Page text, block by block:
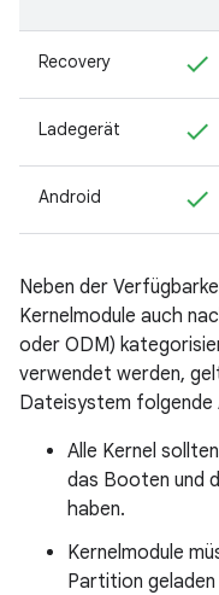
Recovery
Ladegerät
Android
Neben der
Kernelmodule auch
oder ODM)
verwendet werden,
Dateisystem folgende
Alle Kernel
das Booten und
haben.
Kernelmodule
Partition geladen